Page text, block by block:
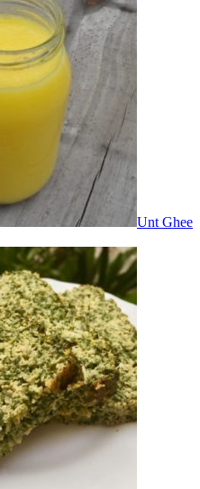
Unt Ghee